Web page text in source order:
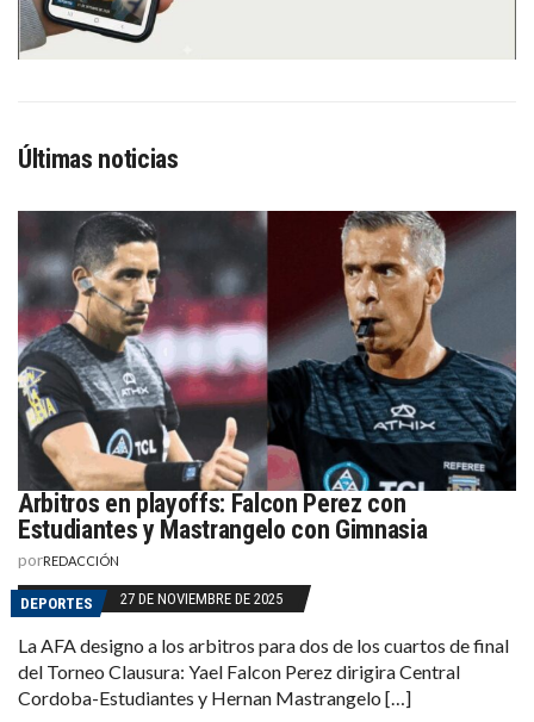
Últimas noticias
Arbitros en playoffs: Falcon Perez con
Estudiantes y Mastrangelo con Gimnasia
porREDACCIÓN
DEPORTES 27 DE NOVIEMBRE DE 2025
La AFA designo a los arbitros para dos de los cuartos de final
del Torneo Clausura: Yael Falcon Perez dirigira Central
Cordoba-Estudiantes y Hernan Mastrangelo […]